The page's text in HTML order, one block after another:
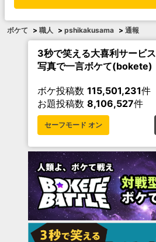
ボケて > 職人 > pshikakusama > 通報
3秒で笑える大喜利サービス
写真で一言ボケて(bokete)
ボケ投稿数 115,501,231件
お題投稿数 8,106,527件
セーフモード オン